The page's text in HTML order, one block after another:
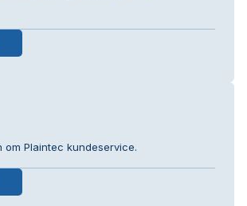
om Plaintec kundeservice.